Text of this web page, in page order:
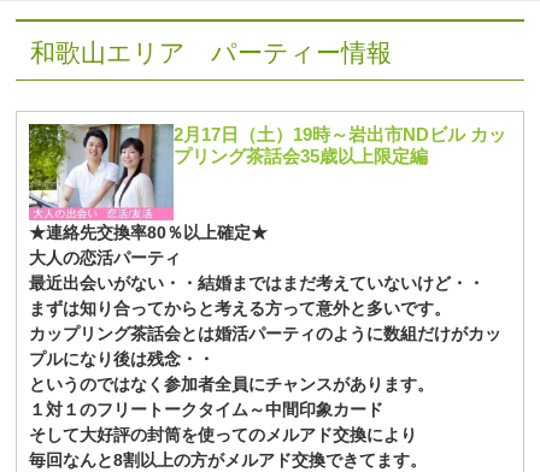
和歌山エリア パーティー情報
2月17日（土）19時～岩出市NDビル カッ
プリング茶話会35歳以上限定編
★連絡先交換率80％以上確定★
大人の恋活パーティ
最近出会いがない・・結婚まではまだ考えていないけど・・
まずは知り合ってからと考える方って意外と多いです。
カップリング茶話会とは婚活パーティのように数組だけがカッ
プルになり後は残念・・
というのではなく参加者全員にチャンスがあります。
１対１のフリートークタイム～中間印象カード
そして大好評の封筒を使ってのメルアド交換により
毎回なんと8割以上の方がメルアド交換できてます。